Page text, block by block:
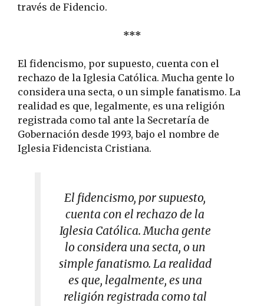
través de Fidencio.
***
El fidencismo, por supuesto, cuenta con el
rechazo de la Iglesia Católica. Mucha gente lo
considera una secta, o un simple fanatismo. La
realidad es que, legalmente, es una religión
registrada como tal ante la Secretaría de
Gobernación desde 1993, bajo el nombre de
Iglesia Fidencista Cristiana.
El fidencismo, por supuesto,
cuenta con el rechazo de la
Iglesia Católica. Mucha gente
lo considera una secta, o un
simple fanatismo. La realidad
es que, legalmente, es una
religión registrada como tal